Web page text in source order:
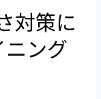
対策に
ング